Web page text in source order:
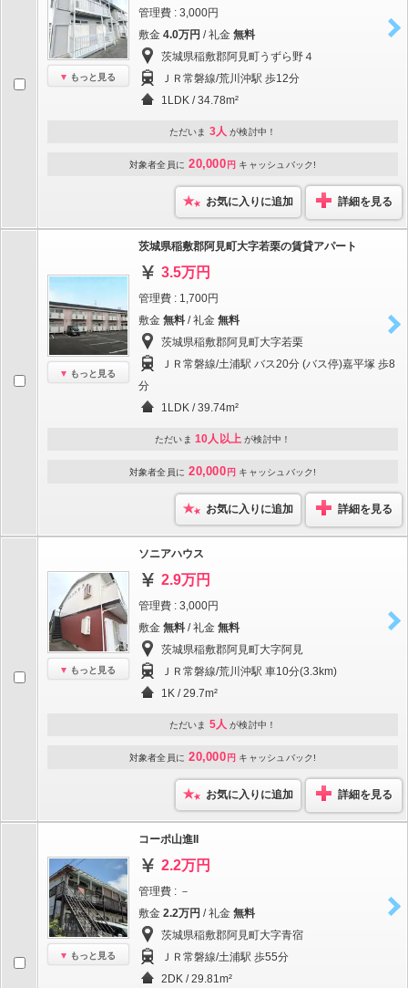
もっと見る
管理費 : 3,000円
敷金 4.0万円 / 礼金 無料
茨城県稲敷郡阿見町うずら野４
ＪＲ常磐線/荒川沖駅 歩12分
1LDK / 34.78m²
ただいま 3人 が検討中！
対象者全員に 20,000 円 キャッシュバック!
お気に入りに追加 詳細を見る
もっと見る
茨城県稲敷郡阿見町大字若栗の賃貸アパート
3.5万円
管理費 : 1,700円
敷金 無料 / 礼金 無料
茨城県稲敷郡阿見町大字若栗
ＪＲ常磐線/土浦駅 バス20分 (バス停)嘉平塚 歩8
分
1LDK / 39.74m²
ただいま 10人以上 が検討中！
対象者全員に 20,000 円 キャッシュバック!
お気に入りに追加 詳細を見る
もっと見る
ソニアハウス
2.9万円
管理費 : 3,000円
敷金 無料 / 礼金 無料
茨城県稲敷郡阿見町大字阿見
ＪＲ常磐線/荒川沖駅 車10分(3.3km)
1K / 29.7m²
ただいま 5人 が検討中！
対象者全員に 20,000 円 キャッシュバック!
お気に入りに追加 詳細を見る
もっと見る
コーポ山進II
2.2万円
管理費 : －
敷金 2.2万円 / 礼金 無料
茨城県稲敷郡阿見町大字青宿
ＪＲ常磐線/土浦駅 歩55分
2DK / 29.81m²